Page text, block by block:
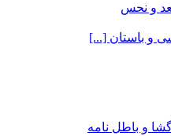
و نحس
و باستان [...]
و باطل نامه